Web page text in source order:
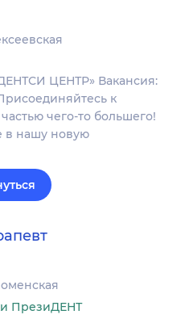
ЦЕНТР» Вакансия:
к
чего-то большего!
в нашу новую
ПрезиДЕНТ